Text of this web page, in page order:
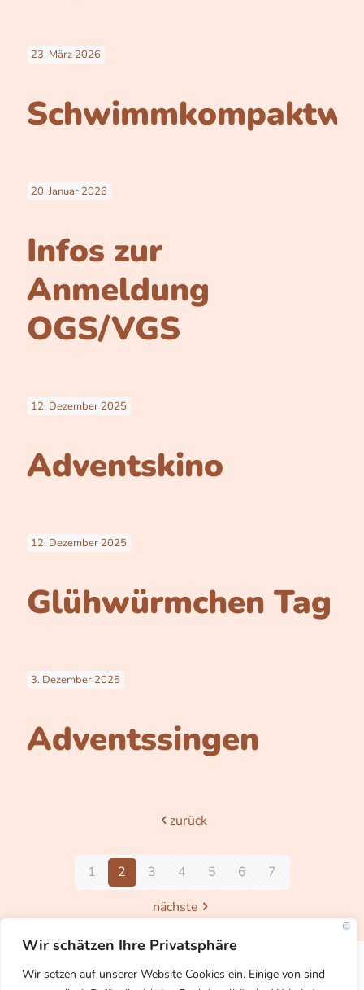
Wir schätzen Ihre Privatsphäre
Wir setzen auf unserer Website Cookies ein. Einige von sind
23. März 2026
20. Januar 2026
Infos zur
Anmeldung
OGS/VGS
12. Dezember 2025
Adventskino
12. Dezember 2025
Glühwürmchen Tag
3. Dezember 2025
Adventssingen
zurück
1 2 3 4 5 6
7
nächste